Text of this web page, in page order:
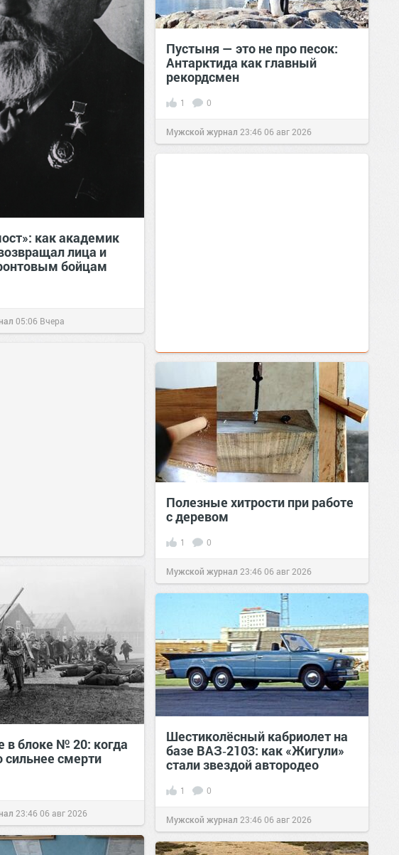
как академик
лица и
бойцам
05:06 Вчера
Пустыня — это не про песок:
Антарктида как главный
рекордсмен
1 0
Мужской журнал 23:4606 авг 2026
Полезные хитрости при работе
с деревом
1 0
Мужской журнал 23:4606 авг 2026
в блоке № 20: когда
смерти
23:4606 авг 2026
Шестиколёсный кабриолет на
базе ВАЗ‑2103: как «Жигули»
стали звездой автородео
1 0
Мужской журнал 23:4606 авг 2026